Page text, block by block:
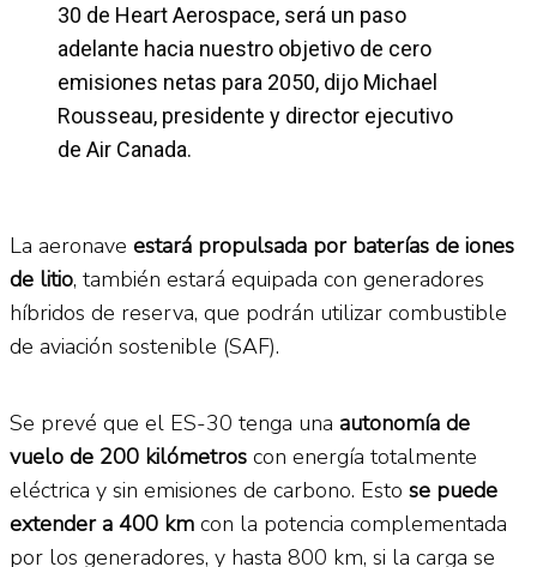
30 de Heart Aerospace, será un paso
adelante hacia nuestro objetivo de cero
emisiones netas para 2050, dijo Michael
Rousseau, presidente y director ejecutivo
de Air Canada.
La aeronave estará propulsada por baterías de iones
de litio, también estará equipada con generadores
híbridos de reserva, que podrán utilizar combustible
de aviación sostenible (SAF).
Se prevé que el ES-30 tenga una autonomía de
vuelo de 200 kilómetros con energía totalmente
eléctrica y sin emisiones de carbono. Esto se puede
extender a 400 km con la potencia complementada
por los generadores, y hasta 800 km, si la carga se